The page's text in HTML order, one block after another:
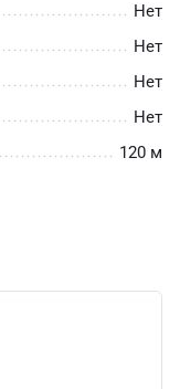
Нет
Нет
Нет
Нет
120 м